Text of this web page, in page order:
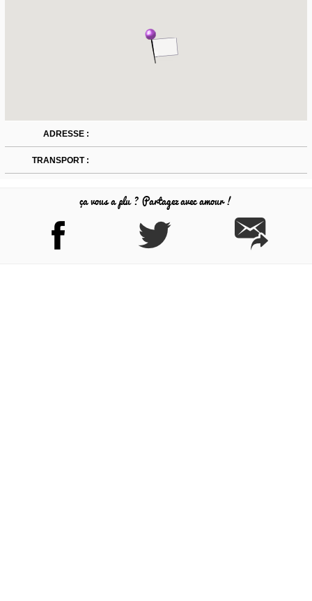
ADRESSE :
TRANSPORT :
ça vous a plu ? Partagez avec amour !